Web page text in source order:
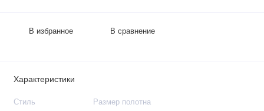
В избранное В сравнение
Характеристики
Стиль Размер полотна